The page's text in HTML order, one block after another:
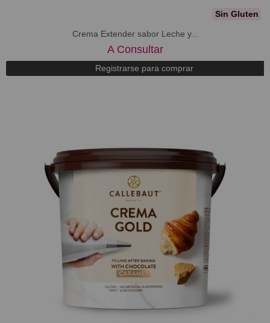
Sin Gluten
Crema Extender sabor Leche y...
A Consultar
Registrarse para comprar